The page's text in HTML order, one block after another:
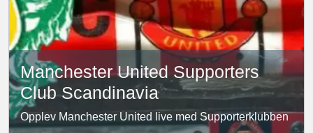
Manchester United Supporters
Club Scandinavia
Opplev Manchester United live med Supporterklubben